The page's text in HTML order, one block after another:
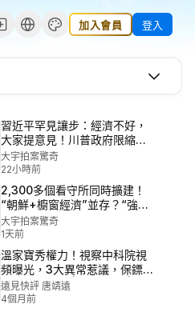
加入會員 登入
習近平罕見讓步：經濟不好，
大家提意見！川普政府限縮出
生公民權，中共後代拿綠卡將
很難？中共開始追索海外華
人，無論你有錢沒錢、反共不
反共；宋祖德失聯1個月｜大宇
拍案驚奇 live！08.07.2026
大宇拍案驚奇
22小時前
2,300多個看守所同時擴建！
“朝鮮+櫥窗經濟”並存？“強制
恢復中國籍”不是個案！“馮院
長看上你了”，中共公權力的墮
落；張又俠曾秘密對話美軍？
美媒炸鍋｜大宇拍案驚奇
live！08.06.2026
大宇拍案驚奇
1天前
溫家寶秀權力！視察中科院視
頻曝光，3大異常惹議，保鏢竟
來自聯參？！ | 靖遠開講 |唐靖
遠 | 2026.03.29
遠見快評 唐靖遠
4個月前